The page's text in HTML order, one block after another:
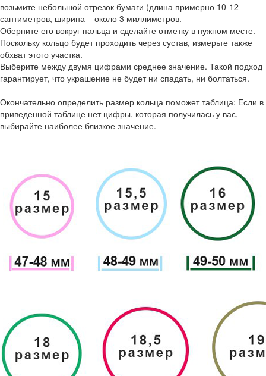
возьмите небольшой отрезок бумаги (длина примерно 10-12
сантиметров, ширина – около 3 миллиметров.
Оберните его вокруг пальца и сделайте отметку в нужном месте.
Поскольку кольцо будет проходить через сустав, измерьте также
обхват этого участка.
Выберите между двумя цифрами среднее значение. Такой подход
гарантирует, что украшение не будет ни спадать, ни болтаться.
Окончательно определить размер кольца поможет таблица: Если в
приведенной таблице нет цифры, которая получилась у вас,
выбирайте наиболее близкое значение.